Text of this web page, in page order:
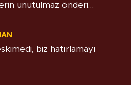
unutulmaz önderi…
biz hatırlamayı